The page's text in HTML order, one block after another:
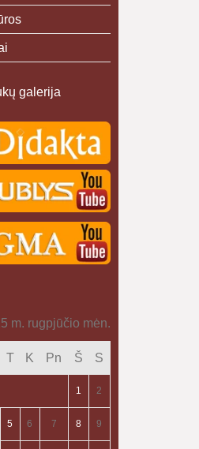
galerija
m. rugpjūčio mėn.
T K Pn Š S
1 2
5 6 7 8 9